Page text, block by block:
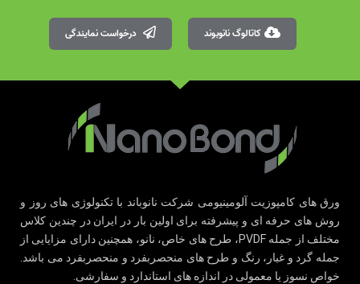
کاتالوگ نانوبوند درخواست نمایندگی
ورق های کامپوزیت آلومینیومی شرکت نانوباند با تکنولوژی های روز و
روش های حرفه ای و پیشرفته برای اولین بار در ایران در چندین کلاس
مختلف از جمله PVDF، طرح های خاص، نانو، همچنین دارای مزایایی از
جمله گرد و غبار، رنگ و طرح های منحصربفرد و منحصربفرد می باشد.
خواص نسوز یا معمولی در اندازه های استاندارد و سفارشی.